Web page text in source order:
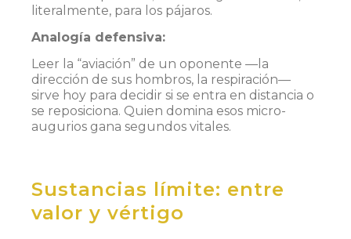
literalmente, para los pájaros.
Analogía defensiva:
Leer la “aviación” de un oponente —la
dirección de sus hombros, la respiración—
sirve hoy para decidir si se entra en distancia o
se reposiciona. Quien domina esos micro-
augurios gana segundos vitales.
Sustancias límite: entre
valor y vértigo